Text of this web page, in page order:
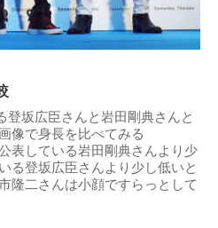
登坂広臣さんと岩田剛典さんと
像で身長を比べてみる
表している岩田剛典さんより少
る登坂広臣さんより少し低いと
隆二さんは小顔ですらっとして